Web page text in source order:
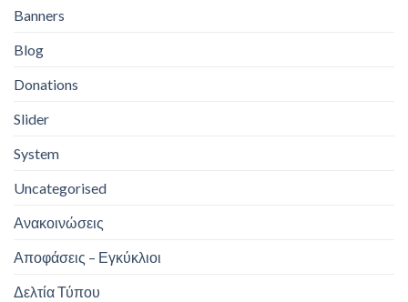
Banners
Blog
Donations
Slider
System
Uncategorised
Ανακοινώσεις
Αποφάσεις – Εγκύκλιοι
Δελτία Τύπου